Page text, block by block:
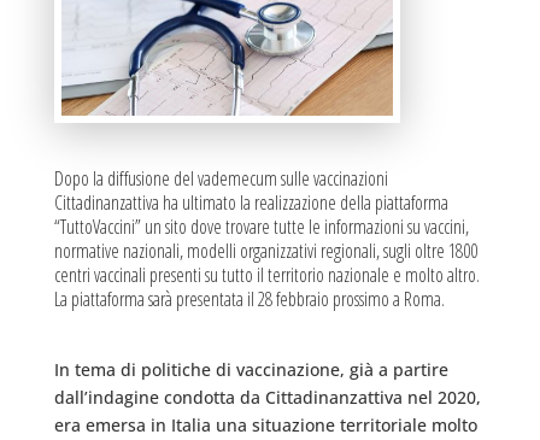
Dopo la diffusione del vademecum sulle vaccinazioni
Cittadinanzattiva ha ultimato la realizzazione della piattaforma
“TuttoVaccini” un sito dove trovare tutte le informazioni su vaccini,
normative nazionali, modelli organizzativi regionali, sugli oltre 1800
centri vaccinali presenti su tutto il territorio nazionale e molto altro.
La piattaforma sarà presentata il 28 febbraio prossimo a Roma.
In tema di politiche di vaccinazione, già a partire
dall’indagine condotta da Cittadinanzattiva nel 2020,
era emersa in Italia una situazione territoriale molto